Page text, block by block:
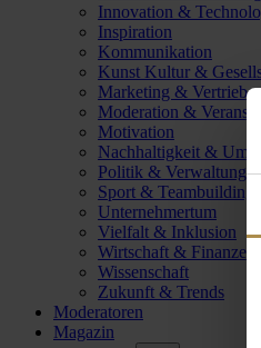
Innovation &
Inspiration
Kommunikation
Kunst Kultur &
Marketing & Vertrieb
Moderation &
Motivation
Nachhaltigkeit &
Politik & Verwaltung
Sport & Teambuilding
Unternehmertum
Vielfalt & Inklusion
Wirtschaft & Finanzen
Wissenschaft
Zukunft & Trends
Moderatoren
Magazin